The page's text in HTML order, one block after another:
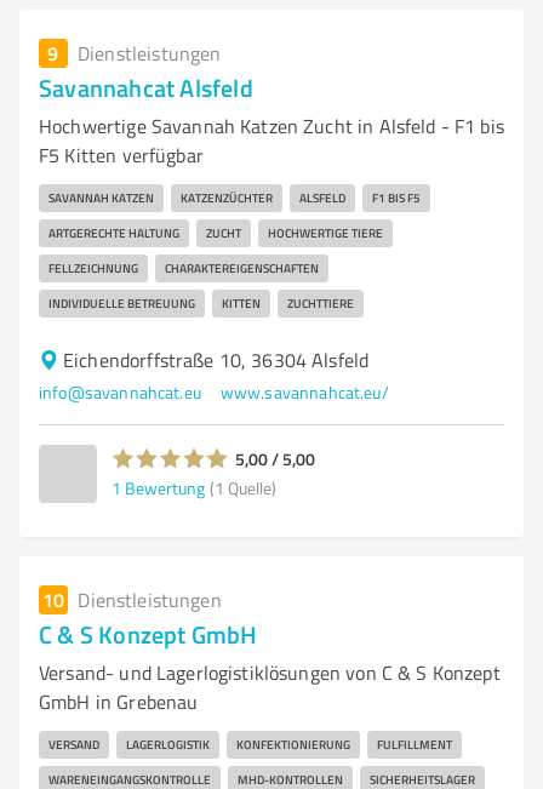
9 Dienstleistungen
Savannahcat Alsfeld
Hochwertige Savannah Katzen Zucht in Alsfeld - F1 bis
F5 Kitten verfügbar
SAVANNAH KATZEN KATZENZÜCHTER ALSFELD F1 BIS F5
ARTGERECHTE HALTUNG ZUCHT HOCHWERTIGE TIERE
FELLZEICHNUNG CHARAKTEREIGENSCHAFTEN
INDIVIDUELLE BETREUUNG KITTEN ZUCHTTIERE
Eichendorffstraße 10, 36304 Alsfeld
info@savannahcat.eu www.savannahcat.eu/
5,00 / 5,00
1 Bewertung (1 Quelle)
10 Dienstleistungen
C & S Konzept GmbH
Versand- und Lagerlogistiklösungen von C & S Konzept
GmbH in Grebenau
VERSAND LAGERLOGISTIK KONFEKTIONIERUNG FULFILLMENT
WARENEINGANGSKONTROLLE MHD-KONTROLLEN SICHERHEITSLAGER